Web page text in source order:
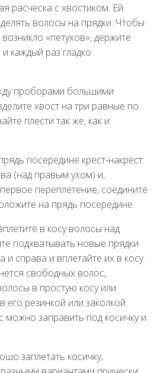
расческа с хвостиком. Ей
волосы на прядки. Чтобы
«петухов», держите
каждый раз гладко
проборами большими
хвост на три равные по
плести так же, как и
посередине крест-накрест.
(над правым ухом) и,
переплетение, соедините
на прядь посередине.
в косу волосы над
подхватывать новые прядки
справа и вплетайте их в косу.
свободных волос,
в простую косу или
его резинкой или заколкой.
заправить под косичку и
заплетать косичку,